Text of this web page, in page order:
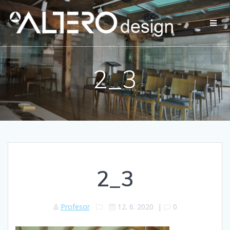
Přeskočit
na
obsah
2_3
2_3
Profesor 12. 6. 2020 | 0